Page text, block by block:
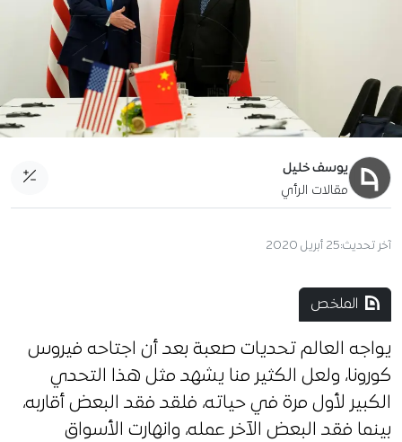
يوسف خليل
مقالات الرأي
آخر تحديث:25 أبريل 2020
الملخص
يواجه العالم تحديات صعبة بعد أن اجتاحه فيروس
كورونا، ولعل الكثير منا يشهد مثل هذا التحدي
الكبير لأول مرة في حياته، فلقد فقد البعض أقاربه،
بينما فقد البعض الآخر عمله، وانهارت الأسواق